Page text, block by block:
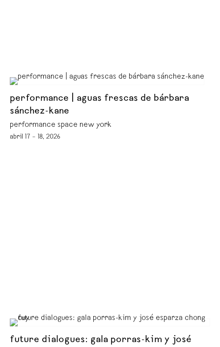
performance | aguas frescas de bárbara
sánchez-kane
performance space new york
abril 17 – 18, 2026
future dialogues: gala porras-kim y josé